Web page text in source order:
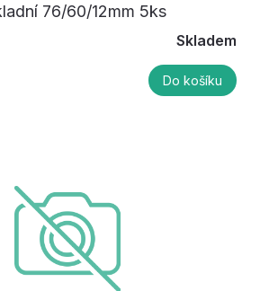
76/60/12mm 5ks
Skladem
Do košíku